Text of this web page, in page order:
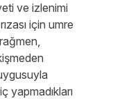
ve izlenimi
için umre
yapmadıkları